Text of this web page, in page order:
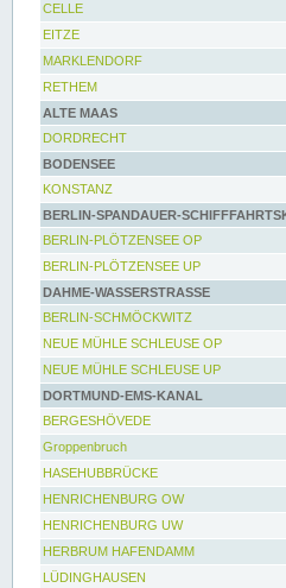
CELLE
EITZE
MARKLENDORF
RETHEM
ALTE MAAS
DORDRECHT
BODENSEE
KONSTANZ
BERLIN-SPANDAUER-
BERLIN-PLÖTZENSEE OP
BERLIN-PLÖTZENSEE UP
DAHME-WASSERSTRASSE
BERLIN-SCHMÖCKWITZ
NEUE MÜHLE SCHLEUSE OP
NEUE MÜHLE SCHLEUSE UP
DORTMUND-EMS-KANAL
BERGESHÖVEDE
Groppenbruch
HASEHUBBRÜCKE
HENRICHENBURG OW
HENRICHENBURG UW
HERBRUM HAFENDAMM
LÜDINGHAUSEN